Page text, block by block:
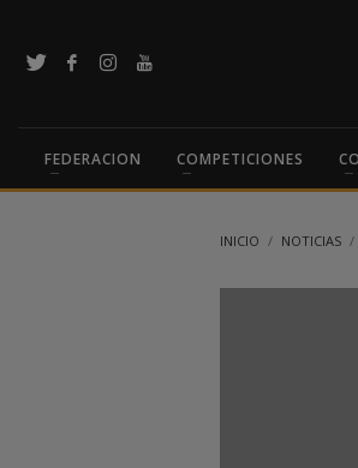
FEDERACION COMPETICIONES
INICIO NOTICIAS